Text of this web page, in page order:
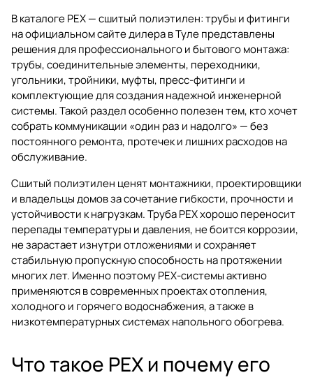
В каталогеPEX — сшитый полиэтилен: трубы и фитинги
на официальном сайте дилера в Туле представлены
решения для профессионального и бытового монтажа:
трубы, соединительные элементы, переходники,
угольники, тройники, муфты, пресс-фитинги и
комплектующие для создания надежной инженерной
системы. Такой раздел особенно полезен тем, кто хочет
собрать коммуникации «один раз и надолго» — без
постоянного ремонта, протечек и лишних расходов на
обслуживание.
Сшитый полиэтилен ценят монтажники, проектировщики
и владельцы домов за сочетание гибкости, прочности и
устойчивости к нагрузкам. Труба PEX хорошо переносит
перепады температуры и давления, не боится коррозии,
не зарастает изнутри отложениями и сохраняет
стабильную пропускную способность на протяжении
многих лет. Именно поэтому PEX-системы активно
применяются в современных проектах отопления,
холодного и горячего водоснабжения, а также в
низкотемпературных системах напольного обогрева.
Что такое PEX и почему его